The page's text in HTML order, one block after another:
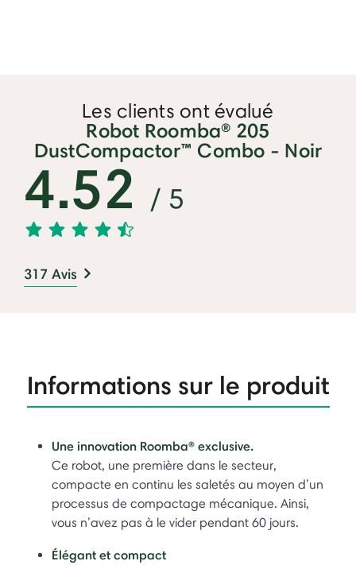
Les clients ont évalué
Robot Roomba® 205
DustCompactor™ Combo - Noir
4.52 / 5
317 Avis
Informations sur le produit
Une innovation Roomba® exclusive.
Ce robot, une première dans le secteur,
compacte en continu les saletés au moyen d’un
processus de compactage mécanique. Ainsi,
vous n’avez pas à le vider pendant 60 jours.
Élégant et compact